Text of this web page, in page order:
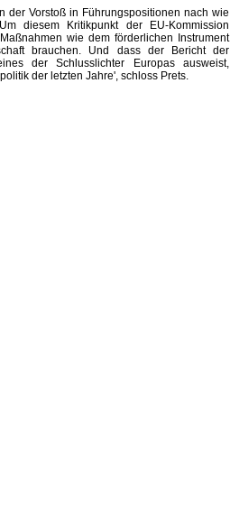
der Vorstoß in Führungspositionen nach wie
diesem Kritikpunkt der EU-Kommission
wie dem förderlichen Instrument
brauchen. Und dass der Bericht der
der Schlusslichter Europas ausweist,
der letzten Jahre', schloss Prets.